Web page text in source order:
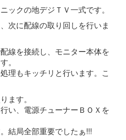
ックの地デジＴＶ一式です。
次に配線の取り回しを行いま
線を接続し、モニター本体を
。
理もキッチリと行います。こ
ます。
い、電源チューナーＢＯＸを
結局全部重要でしたぁ!!!